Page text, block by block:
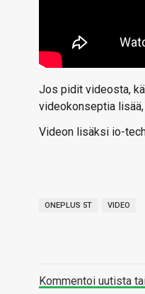
Jos pidit videosta,
videokonseptia
Videon lisäksi io-
ONEPLUS 5T VIDEO
Kommentoi uutista